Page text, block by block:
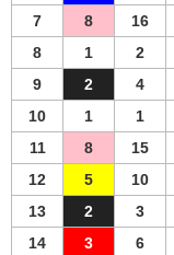
7
8 16
8
1 2
9
2 4
10
1 1
11
8 15
12
5 10
13
2 3
14
3 6